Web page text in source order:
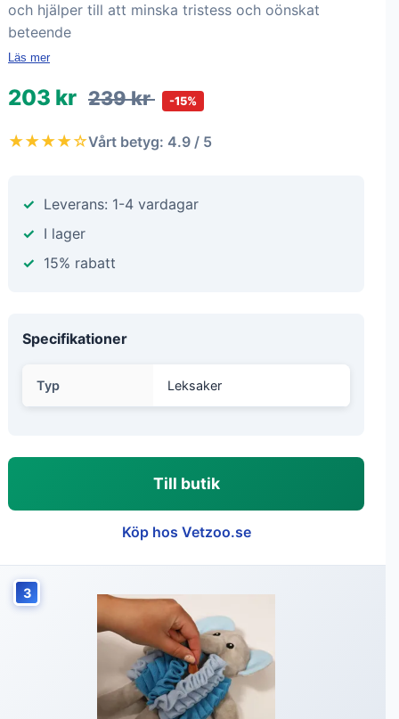
och hjälper till att minska tristess och oönskat
beteende
Läs mer
203 kr 239 kr -15%
★★★★☆Vårt betyg: 4.9 / 5
Leverans: 1-4 vardagar
I lager
15% rabatt
Specifikationer
Typ Leksaker
Till butik
Köp hos Vetzoo.se
3